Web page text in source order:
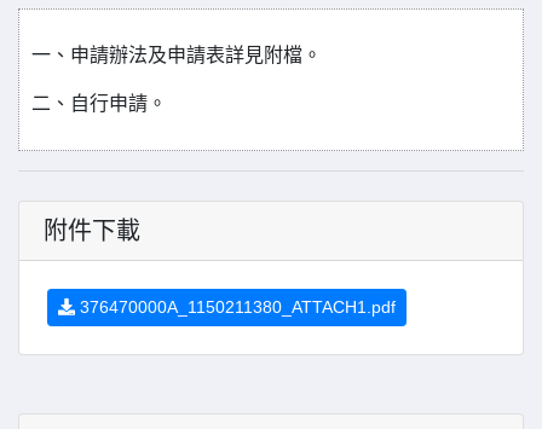
一、申請辦法及申請表詳見附檔。
二、自行申請。
附件下載
376470000A_1150211380_ATTACH1.pdf